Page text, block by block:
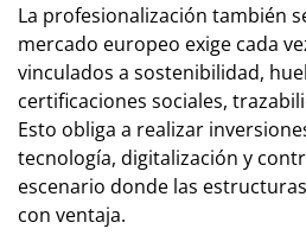
La profesionalización también
mercado europeo exige cada
vinculados a sostenibilidad,
certificaciones sociales,
Esto obliga a realizar
tecnología, digitalización y
escenario donde las
con ventaja.